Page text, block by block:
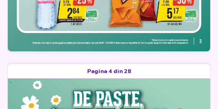
Pagina 4 din 28